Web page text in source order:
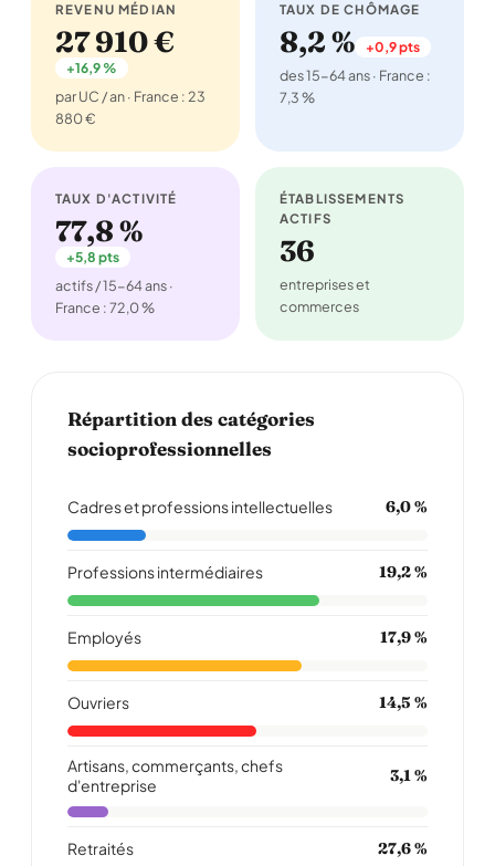
REVENU MÉDIAN
27 910 €
+16,9 %
par UC / an · France : 23
880 €
TAUX DE CHÔMAGE
8,2 % +0,9 pts
des 15-64 ans · France :
7,3 %
TAUX D'ACTIVITÉ
77,8 %
+5,8 pts
actifs / 15-64 ans ·
France : 72,0 %
ÉTABLISSEMENTS
ACTIFS
36
entreprises et
commerces
Répartition des catégories
socioprofessionnelles
Cadres et professions intellectuelles 6,0 %
Professions intermédiaires 19,2 %
Employés 17,9 %
Ouvriers 14,5 %
Artisans, commerçants, chefs
d'entreprise
3,1 %
Retraités 27,6 %